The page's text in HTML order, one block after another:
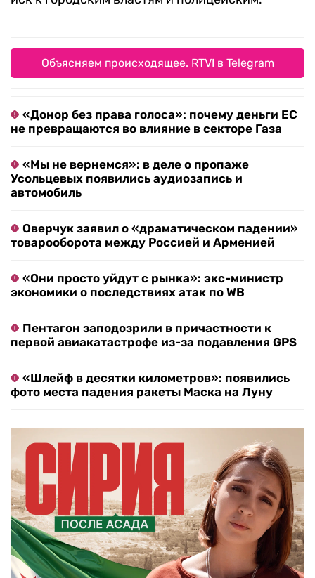
Объясняем происходящее. RTVI в Telegram
«Донор без права голоса»: почему деньги ЕС
не превращаются во влияние в секторе Газа
«Мы не вернемся»: в деле о пропаже
Усольцевых появились аудиозапись и
автомобиль
Оверчук заявил о «драматическом падении»
товарооборота между Россией и Арменией
«Они просто уйдут с рынка»: экс-министр
экономики о последствиях атак по WB
Пентагон заподозрили в причастности к
первой авиакатастрофе из-за подавления GPS
«Шлейф в десятки километров»: появились
фото места падения ракеты Маска на Луну